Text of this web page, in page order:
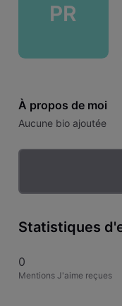
PR
À propos de moi
Aucune bio ajoutée
Statistiques
0
Mentions J'aime reçues